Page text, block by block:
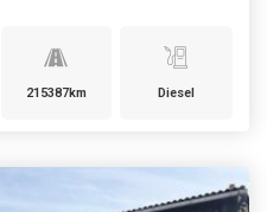
215387km Diesel